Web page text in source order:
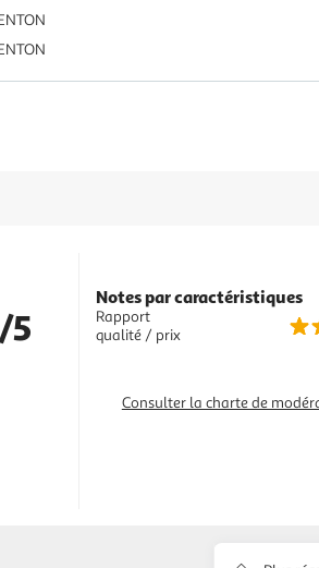
/5
Notes par caractéristiques
Rapport
qualité / prix
Consulter la charte de